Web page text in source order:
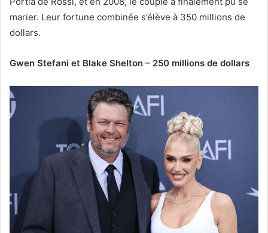
marier. Leur fortune combinée s’élève à 350 millions de
dollars.
Gwen Stefani et Blake Shelton – 250 millions de dollars